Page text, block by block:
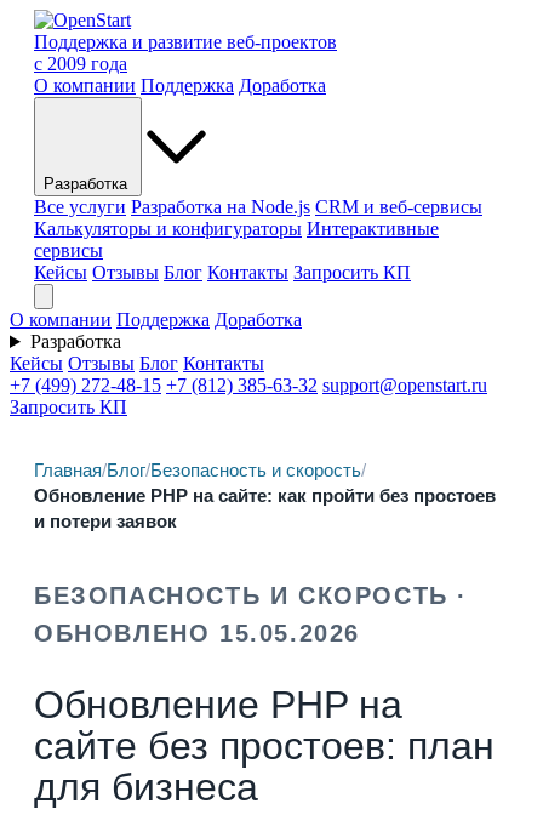
Поддержка и развитие веб-проектов
с 2009 года
О компании Поддержка Доработка
Разработка
Все услуги Разработка на Node.js CRM и веб-сервисы
Калькуляторы и конфигураторы Интерактивные
сервисы
Кейсы Отзывы Блог Контакты Запросить КП
О компании Поддержка Доработка
Разработка
Кейсы Отзывы Блог Контакты
+7 (499) 272-48-15 +7 (812) 385-63-32 support@openstart.ru
Запросить КП
Главная/Блог/Безопасность и скорость/
Обновление PHP на сайте: как пройти без простоев
и потери заявок
БЕЗОПАСНОСТЬ И СКОРОСТЬ ·
ОБНОВЛЕНО 15.05.2026
Обновление PHP на
сайте без простоев: план
для бизнеса